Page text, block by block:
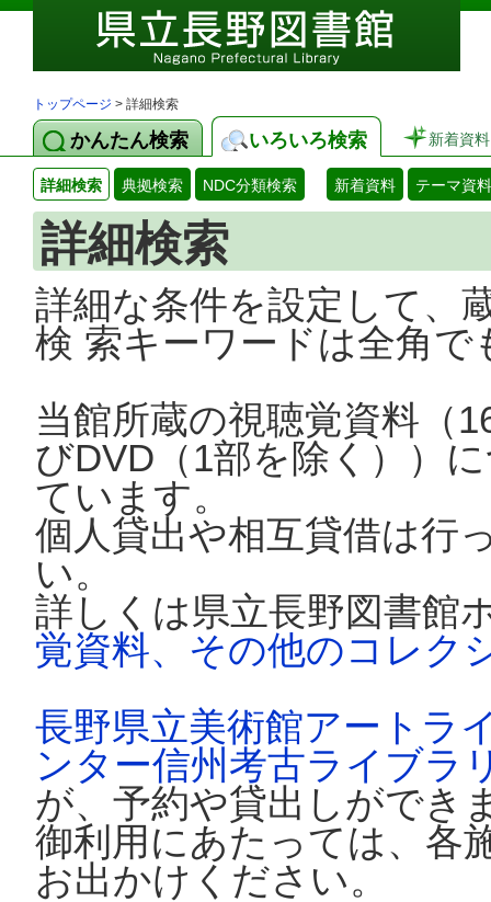
トップページ > 詳細検索
かんたん検索 いろいろ検索 新着資料
詳細検索 典拠検索 NDC分類検索 新着資料 テーマ資料
詳細検索
詳細な条件を設定して、
検 索キーワードは全角
当館所蔵の視聴覚資料（
びDVD（1部を除く））
ています。
個人貸出や相互貸借は行
い。
詳しくは県立長野図書館
覚資料、その他のコレク
長野県立美術館アートラ
ンター信州考古ライブラ
が、予約や貸出しができ
御利用にあたっては、各
お出かけください。